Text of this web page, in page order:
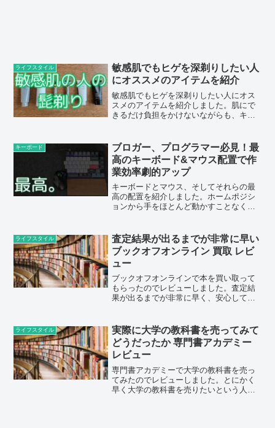
ライフスタイル
敏感肌でもヒゲを深剃りしたい人
にオススメのアイテムを紹介
敏感肌でもヒゲを深剃りしたい人にオス
スメのアイテムを紹介しました。肌にで
きるだけ負担をかけないながらも、キレ
キーボード
ブロガー、プログラマー必見！最
高のキーボード&マウス配置で作
業効率劇的アップ
キーボードとマウス、そしてそれらの最
高の配置を紹介しました。ホームポジシ
ョンから手をほとんど動かすことなく、
ライフスタイル
査定結果が出るまでが非常に早い
ブックオフオンライン 買取 レビ
ュー
ブックオフオンラインで本を買い取って
もらったのでレビューしました。査定結
果が出るまでが非常に早く、安心して利
ライフスタイル
実際に大学の教科書を売ってみて
どうだったか 専門書アカデミー
レビュー
専門書アカデミーで大学の教科書を売っ
てみたのでレビューしました。とにかく
早く大学の教科書を売りたいという人